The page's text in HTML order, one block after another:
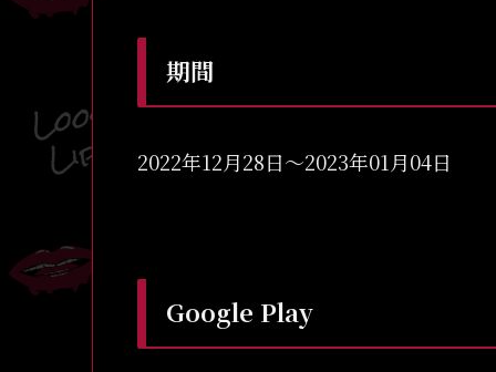
期間
2022年12月28日〜2023年01月04日
Google Play